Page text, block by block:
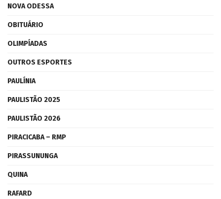
NOVA ODESSA
OBITUÁRIO
OLIMPÍADAS
OUTROS ESPORTES
PAULÍNIA
PAULISTÃO 2025
PAULISTÃO 2026
PIRACICABA – RMP
PIRASSUNUNGA
QUINA
RAFARD